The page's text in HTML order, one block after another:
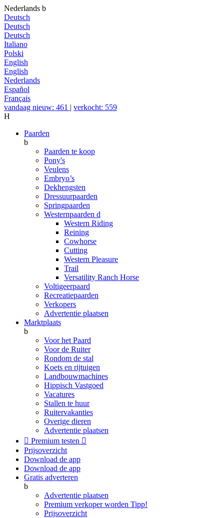
Nederlands b
Deutsch
Deutsch
Deutsch
Italiano
Polski
English
English
Nederlands
Español
Français
vandaag nieuw: 461 | verkocht: 559
H
Paarden
b
Paarden te koop
Pony's
Veulens
Embryo’s
Dekhengsten
Dressuurpaarden
Springpaarden
Westernpaarden d
Western Riding
Reining
Cowhorse
Cutting
Western Pleasure
Trail
Versatility Ranch Horse
Voltigeerpaard
Recreatiepaarden
Verkopers
Advertentie plaatsen
Marktplaats
b
Voor het Paard
Voor de Ruiter
Rondom de stal
Koets en rijtuigen
Landbouwmachines
Hippisch Vastgoed
Vacatures
Stallen te huur
Ruitervakanties
Overige dieren
Advertentie plaatsen
 Premium testen 
Prijsoverzicht
Download de app
Download de app
Gratis adverteren
b
Advertentie plaatsen
Premium verkoper worden Tipp!
Prijsoverzicht